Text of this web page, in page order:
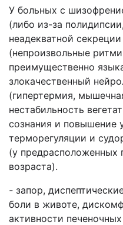
У больных с
(либо из-за
неадекватной
(непроизвольные
преимущественно
злокачественный
(гипертермия,
нестабильность
сознания и повышение
терморегуляции и
(у предрасположенных
возраста).
- запор,
боли в животе,
активности